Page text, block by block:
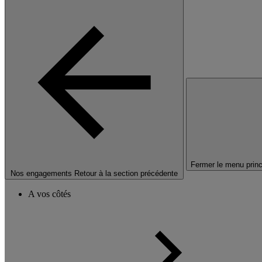
Nos engagements Retour à la section précédente
Fermer le menu
A vos côtés